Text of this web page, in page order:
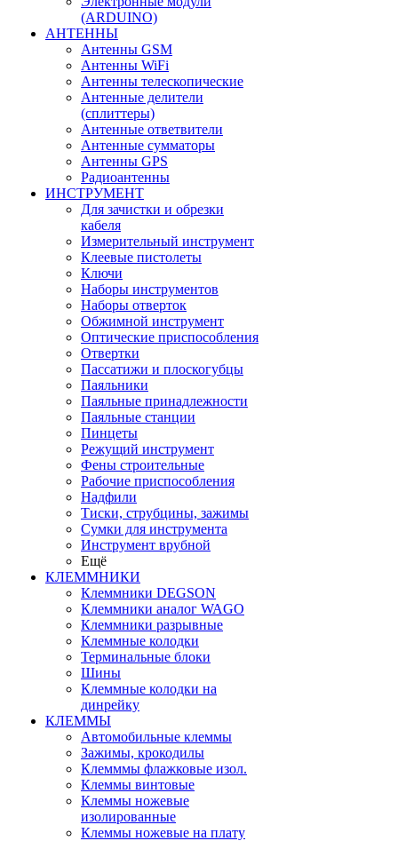
(ARDUINO)
АНТЕННЫ
Антенны GSM
Антенны WiFi
Антенны телескопические
Антенные делители
(сплиттеры)
Антенные ответвители
Антенные сумматоры
Антенны GPS
Радиоантенны
ИНСТРУМЕНТ
Для зачистки и обрезки
кабеля
Измерительный инструмент
Клеевые пистолеты
Ключи
Наборы инструментов
Наборы отверток
Обжимной инструмент
Оптические приспособления
Отвертки
Пассатижи и плоскогубцы
Паяльники
Паяльные принадлежности
Паяльные станции
Пинцеты
Режущий инструмент
Фены строительные
Рабочие приспособления
Надфили
Тиски, струбцины, зажимы
Сумки для инструмента
Инструмент врубной
Ещё
КЛЕММНИКИ
Клеммники DEGSON
Клеммники аналог WAGO
Клеммники разрывные
Клеммные колодки
Терминальные блоки
Шины
Клеммные колодки на
динрейку
КЛЕММЫ
Автомобильные клеммы
Зажимы, крокодилы
Клемммы флажковые изол.
Клеммы винтовые
Клеммы ножевые
изолированные
Клеммы ножевые на плату